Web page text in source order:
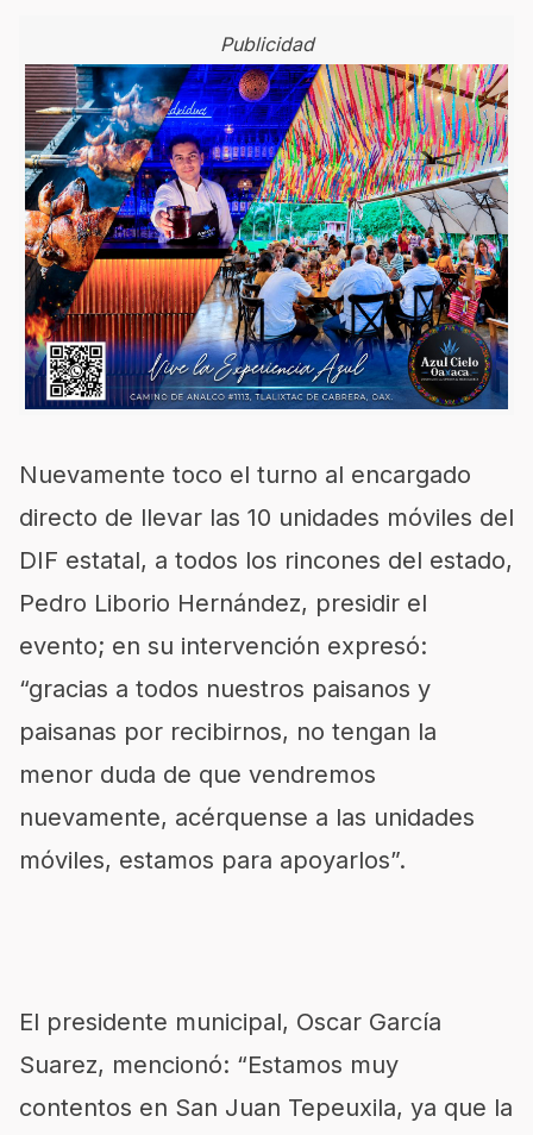
Publicidad
Nuevamente toco el turno al encargado
directo de llevar las 10 unidades móviles del
DIF estatal, a todos los rincones del estado,
Pedro Liborio Hernández, presidir el
evento; en su intervención expresó:
“gracias a todos nuestros paisanos y
paisanas por recibirnos, no tengan la
menor duda de que vendremos
nuevamente, acérquense a las unidades
móviles, estamos para apoyarlos”.
El presidente municipal, Oscar García
Suarez, mencionó: “Estamos muy
contentos en San Juan Tepeuxila, ya que la